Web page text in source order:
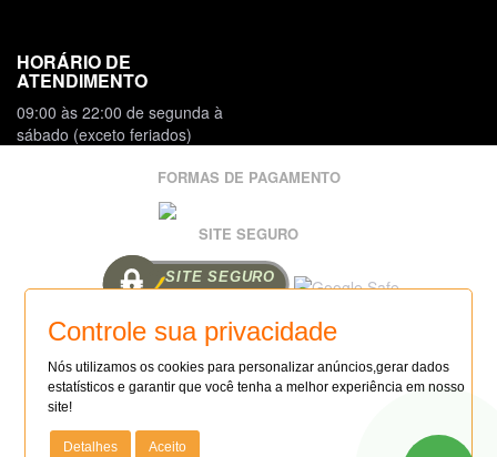
HORÁRIO DE
ATENDIMENTO
09:00 às 22:00 de segunda à
sábado (exceto feriados)
FORMAS DE PAGAMENTO
SITE SEGURO
SITE SEGURO
AUDITADO 09/08/26
SITE 100% SEGURO
FAÇA SUA LOJA ONLINE: (14)99114-6827
Todas as regras e promoções são válidas apenas para produtos
vendidos e entregues pelo site. O preço válido será o da
finalização da compra.
Controle sua privacidade
Nós utilizamos os cookies para personalizar anúncios,gerar dados
estatísticos e garantir que você tenha a melhor experiência em nosso
site!
Detalhes Aceito